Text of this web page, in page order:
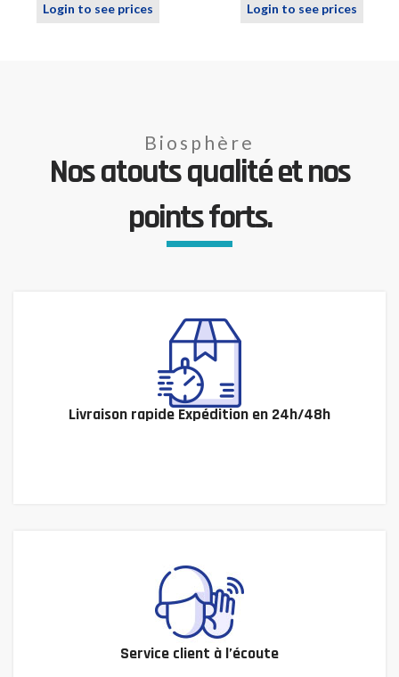
Login to see prices
Login to see prices
Biosphère
Nos atouts qualité et nos
points forts.
Livraison rapide Expédition en 24h/48h
Service client à l’écoute